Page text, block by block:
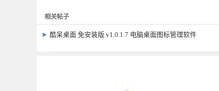
相关帖子
► 酷呆桌面 免安装版 v1.0.1.7 电脑桌面图标管理软件